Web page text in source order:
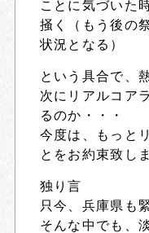
ことに気づいた
掻く（もう後の
状況となる）
という具合で、
次にリアルコア
るのか・・・
今度は、もっと
とをお約束致し
独り言
只今、兵庫県も
そんな中でも、